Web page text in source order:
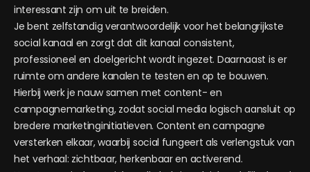
interessant zijn om uit te breiden.
Je bent zelfstandig verantwoordelijk voor het belangrijkste
social kanaal en zorgt dat dit kanaal consistent,
professioneel en doelgericht wordt ingezet. Daarnaast is er
ruimte om andere kanalen te testen en op te bouwen.
Hierbij werk je nauw samen met content- en
campagnemarketing, zodat social media logisch aansluit op
bredere marketinginitiatieven. Content en campagne
versterken elkaar, waarbij social fungeert als verlengstuk van
het verhaal: zichtbaar, herkenbaar en activerend.